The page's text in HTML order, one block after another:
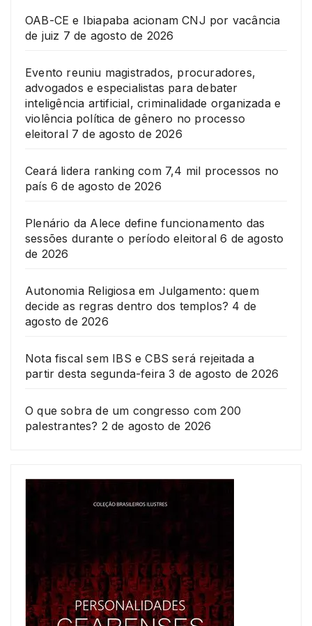
OAB-CE e Ibiapaba acionam CNJ por vacância
de juiz 7 de agosto de 2026
Evento reuniu magistrados, procuradores,
advogados e especialistas para debater
inteligência artificial, criminalidade organizada e
violência política de gênero no processo
eleitoral 7 de agosto de 2026
Ceará lidera ranking com 7,4 mil processos no
país 6 de agosto de 2026
Plenário da Alece define funcionamento das
sessões durante o período eleitoral 6 de agosto
de 2026
Autonomia Religiosa em Julgamento: quem
decide as regras dentro dos templos? 4 de
agosto de 2026
Nota fiscal sem IBS e CBS será rejeitada a
partir desta segunda-feira 3 de agosto de 2026
O que sobra de um congresso com 200
palestrantes? 2 de agosto de 2026